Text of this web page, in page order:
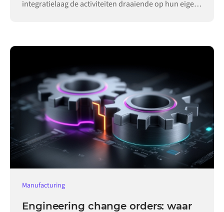
integratielaag de activiteiten draaiende op hun eigen
Manufacturing
Engineering change orders: waar